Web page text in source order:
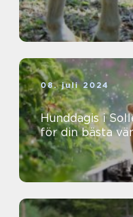
08. juli 2024
Hunddagis i
för din bästa